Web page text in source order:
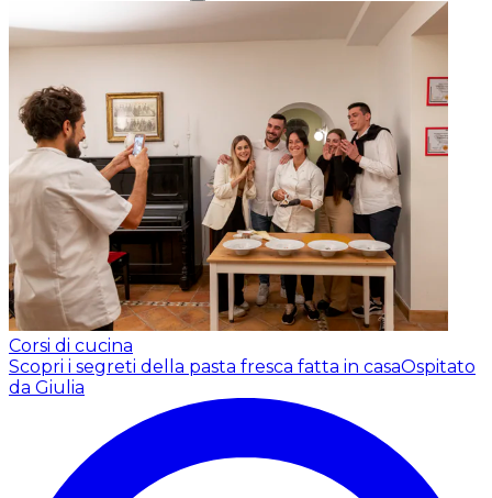
Corsi di cucina
Scopri i segreti della pasta fresca fatta in casaOspitato
da Giulia